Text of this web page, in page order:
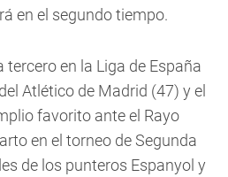
en el segundo tiempo.
tercero en la Liga de España
Atlético de Madrid (47) y el
favorito ante el Rayo
en el torneo de Segunda
de los punteros Espanyol y